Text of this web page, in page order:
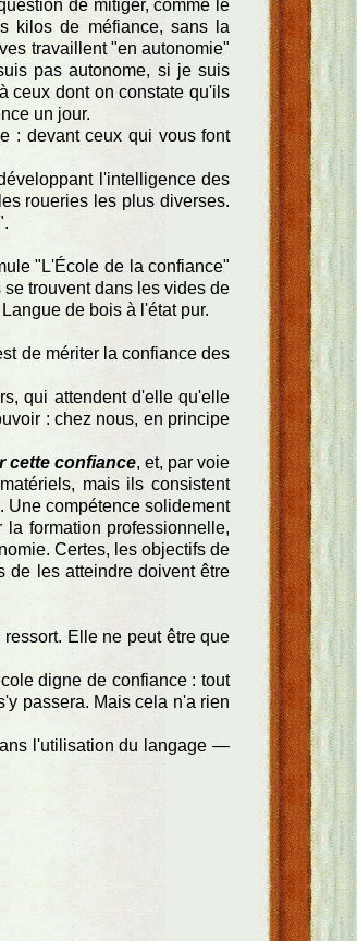
de mitiger, comme le
kilos de méfiance, sans la
travaillent "en autonomie"
pas autonome, si je suis
ceux dont on constate qu'ils
un jour.
: devant ceux qui vous font
l'intelligence des
roueries les plus diverses.
"L'École de la confiance"
trouvent dans les vides de
de bois à l'état pur.
de mériter la confiance des
qui attendent d'elle qu'elle
: chez nous, en principe
cette confiance, et, par voie
mais ils consistent
Une compétence solidement
formation professionnelle,
Certes, les objectifs de
de les atteindre doivent être
Elle ne peut être que
digne de confiance : tout
passera. Mais cela n'a rien
l'utilisation du langage —